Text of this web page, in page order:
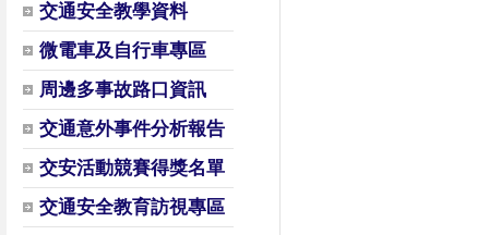
交通安全教學資料
微電車及自行車專區
周邊多事故路口資訊
交通意外事件分析報告
交安活動競賽得獎名單
交通安全教育訪視專區